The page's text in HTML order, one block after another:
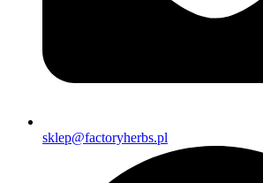
sklep@factoryherbs.pl